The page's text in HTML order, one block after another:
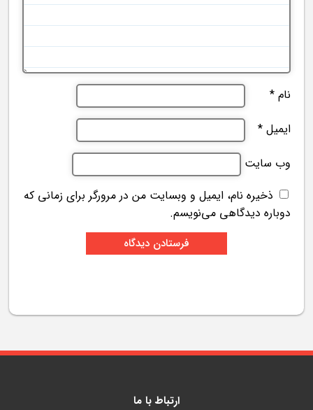
نام *
ایمیل *
وب‌ سایت
ذخیره نام، ایمیل و وبسایت من در مرورگر برای زمانی که
دوباره دیدگاهی می‌نویسم.
ارتباط با ما